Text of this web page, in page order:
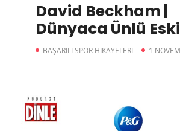
David Beckham |
Dünyaca Ünlü Eski
Futbolcu, İnter
BAŞARILI SPOR HIKAYELERI 1